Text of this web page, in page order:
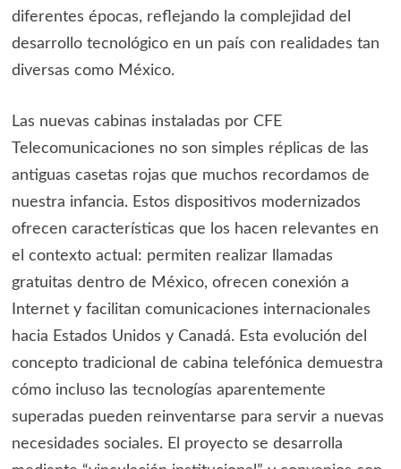
diferentes épocas, reflejando la complejidad del
desarrollo tecnológico en un país con realidades tan
diversas como México.
Las nuevas cabinas instaladas por CFE
Telecomunicaciones no son simples réplicas de las
antiguas casetas rojas que muchos recordamos de
nuestra infancia. Estos dispositivos modernizados
ofrecen características que los hacen relevantes en
el contexto actual: permiten realizar llamadas
gratuitas dentro de México, ofrecen conexión a
Internet y facilitan comunicaciones internacionales
hacia Estados Unidos y Canadá. Esta evolución del
concepto tradicional de cabina telefónica demuestra
cómo incluso las tecnologías aparentemente
superadas pueden reinventarse para servir a nuevas
necesidades sociales. El proyecto se desarrolla